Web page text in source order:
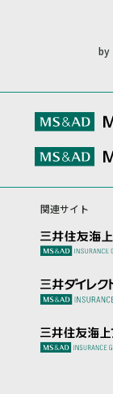
by
関連サイト